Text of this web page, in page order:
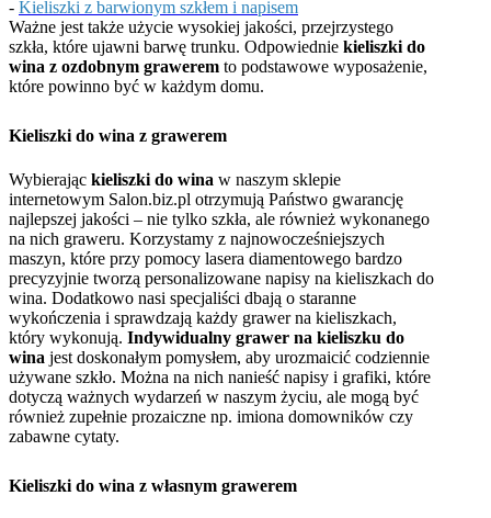
- Kieliszki z barwionym szkłem i napisem
Ważne jest także użycie wysokiej jakości, przejrzystego
szkła, które ujawni barwę trunku. Odpowiednie kieliszki do
wina z ozdobnym grawerem to podstawowe wyposażenie,
które powinno być w każdym domu.
Kieliszki do wina z grawerem
Wybierając kieliszki do wina w naszym sklepie
internetowym Salon.biz.pl otrzymują Państwo gwarancję
najlepszej jakości – nie tylko szkła, ale również wykonanego
na nich graweru. Korzystamy z najnowocześniejszych
maszyn, które przy pomocy lasera diamentowego bardzo
precyzyjnie tworzą personalizowane napisy na kieliszkach do
wina. Dodatkowo nasi specjaliści dbają o staranne
wykończenia i sprawdzają każdy grawer na kieliszkach,
który wykonują. Indywidualny grawer na kieliszku do
wina jest doskonałym pomysłem, aby urozmaicić codziennie
używane szkło. Można na nich nanieść napisy i grafiki, które
dotyczą ważnych wydarzeń w naszym życiu, ale mogą być
również zupełnie prozaiczne np. imiona domowników czy
zabawne cytaty.
Kieliszki do wina z własnym grawerem